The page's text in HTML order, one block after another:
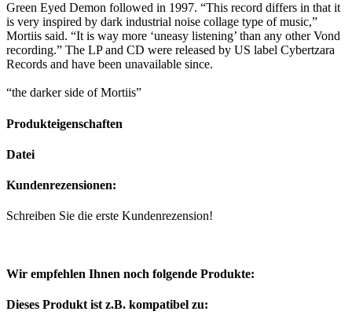
Green Eyed Demon followed in 1997. “This record differs in that it
is very inspired by dark industrial noise collage type of music,”
Mortiis said. “It is way more ‘uneasy listening’ than any other Vond
recording.” The LP and CD were released by US label Cybertzara
Records and have been unavailable since.
“the darker side of Mortiis”
Produkteigenschaften
Datei
Kundenrezensionen:
Schreiben Sie die erste Kundenrezension!
Wir empfehlen Ihnen noch folgende Produkte:
Dieses Produkt ist z.B. kompatibel zu: